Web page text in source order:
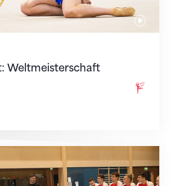
Weltmeisterschaft
nach Zagreb